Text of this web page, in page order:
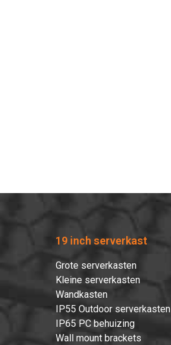
19 inch serverkast
Grote serverkasten
Kleine serverkasten
Wandkasten
IP55 Outdoor serverkasten
IP65 PC behuizing
Wall mount brackets